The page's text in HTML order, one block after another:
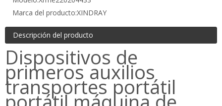
Modelo:Xrme220204433
Marca del producto:XINDRAY
Descripción del producto
Dispositivos de
primeros auxilios
transportes portátil